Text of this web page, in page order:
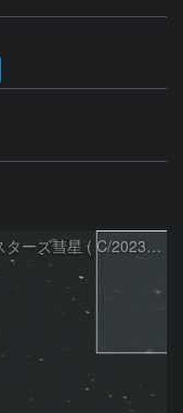
パンスターズ彗星 ( C/2023R1 ) ：2026/07/08